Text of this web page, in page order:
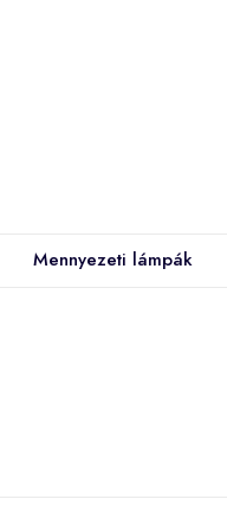
Mennyezeti lámpák